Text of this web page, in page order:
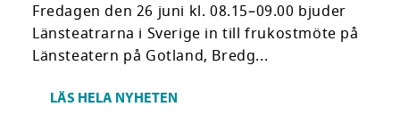
Fredagen den 26 juni kl. 08.15–09.00 bjuder
Länsteatrarna i Sverige in till frukostmöte på
Länsteatern på Gotland, Bredg...
LÄS HELA NYHETEN